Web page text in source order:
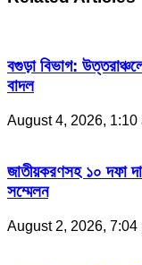
বগুড়া বিভাগ:
বাদল
August 4, 2026, 1:10
জাতীয়করণসহ ১০ দফা
সম্মেলন
August 2, 2026, 7:04